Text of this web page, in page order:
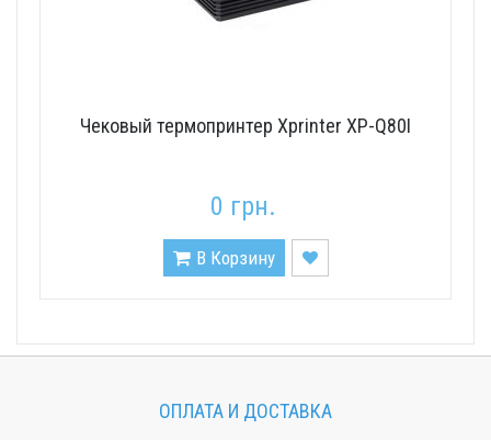
Чековый термопринтер Xprinter XP-Q80I
0 грн.
В Корзину
ОПЛАТА И ДОСТАВКА